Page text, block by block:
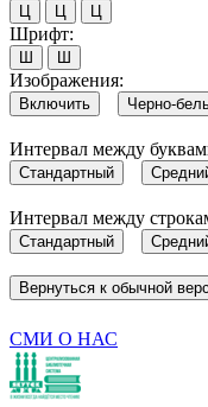
Ц Ц Ц
Шрифт:
Ш Ш
Изображения:
Включить Черно-
Интервал между
Стандартный
Интервал между
Стандартный
Вернуться к обычной
СМИ О НАС